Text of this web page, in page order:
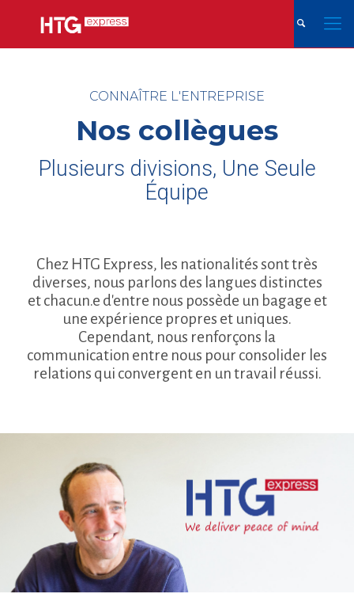
CONNAÎTRE L'ENTREPRISE
Nos collègues
Plusieurs divisions, Une Seule
Équipe
Chez HTG Express, les nationalités sont très
diverses, nous parlons des langues distinctes
et chacun.e d'entre nous possède un bagage et
une expérience propres et uniques.
Cependant, nous renforçons la
communication entre nous pour consolider les
relations qui convergent en un travail réussi.